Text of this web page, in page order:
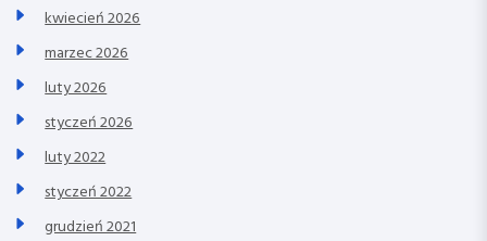
kwiecień 2026
marzec 2026
luty 2026
styczeń 2026
luty 2022
styczeń 2022
grudzień 2021